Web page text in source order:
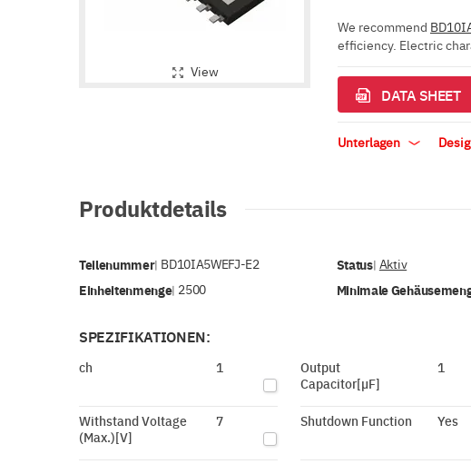
View
We recommend
efficiency. Electric
DATA SHEET
Unterlagen
Produktdetails
Teilenummer| BD10IA5WEFJ-E2 Status| Aktiv
Einheitenmenge| 2500 Minimale
SPEZIFIKATIONEN:
ch 1
Withstand Voltage
(Max.)[V]
7
Output
Capacitor[µF]
1
Shutdown Function Yes